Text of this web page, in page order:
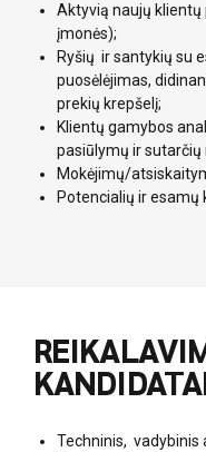
Aktyvią naujų
įmonės);
Ryšių ir santykių su
puosėlėjimas,
prekių krepšelį;
Klientų gamybos
pasiūlymų ir sutarčių
Mokėjimų/
Potencialių ir
Techninis,